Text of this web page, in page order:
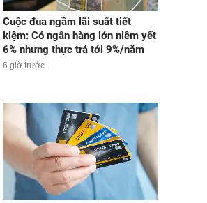
Cuộc đua ngầm lãi suất tiết
kiệm: Có ngân hàng lớn niêm yết
6% nhưng thực trả tới 9%/năm
6 giờ trước